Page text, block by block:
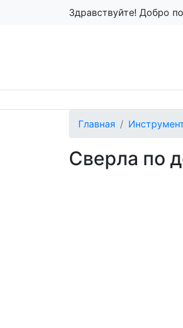
Здравствуйте! Добро
Главная
Сверла по